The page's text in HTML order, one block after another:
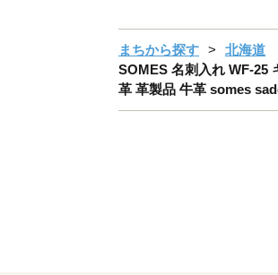
まちから探す 北海道
SOMES 名刺入れ WF-25
革 革製品 牛革 somes